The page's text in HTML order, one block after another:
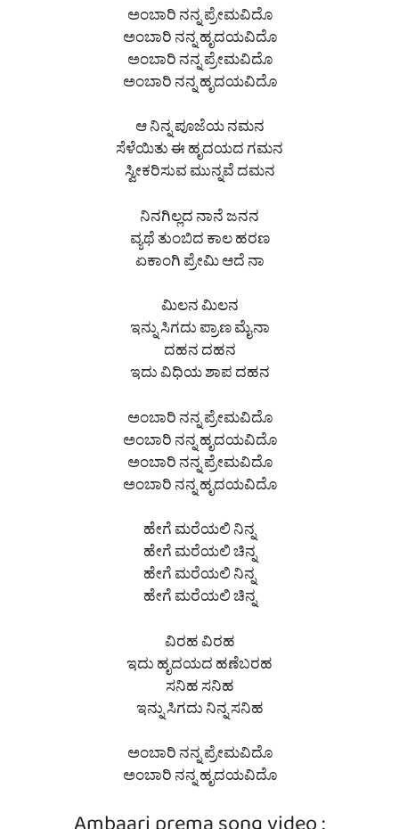
ಅಂಬಾರಿ ನನ್ನ ಪ್ರೇಮವಿದೊ
ಅಂಬಾರಿ ನನ್ನ ಹೃದಯವಿದೊ
ಅಂಬಾರಿ ನನ್ನ ಪ್ರೇಮವಿದೊ
ಅಂಬಾರಿ ನನ್ನ ಹೃದಯವಿದೊ
ಆ ನಿನ್ನ ಪೂಜೆಯ ನಮನ
ಸೆಳೆಯಿತು ಈ ಹೃದಯದ ಗಮನ
ಸ್ವೀಕರಿಸುವ ಮುನ್ನವೆ ದಮನ
ನಿನಗಿಲ್ಲದ ನಾನೆ ಜನನ
ವ್ಯಥೆ ತುಂಬಿದ ಕಾಲ ಹರಣ
ಏಕಾಂಗಿ ಪ್ರೇಮಿ ಆದೆ ನಾ
ಮಿಲನ ಮಿಲನ
ಇನ್ನು ಸಿಗದು ಪ್ರಾಣ ಮೈನಾ
ದಹನ ದಹನ
ಇದು ವಿಧಿಯ ಶಾಪ ದಹನ
ಅಂಬಾರಿ ನನ್ನ ಪ್ರೇಮವಿದೊ
ಅಂಬಾರಿ ನನ್ನ ಹೃದಯವಿದೊ
ಅಂಬಾರಿ ನನ್ನ ಪ್ರೇಮವಿದೊ
ಅಂಬಾರಿ ನನ್ನ ಹೃದಯವಿದೊ
ಹೇಗೆ ಮರೆಯಲಿ ನಿನ್ನ
ಹೇಗೆ ಮರೆಯಲಿ ಚಿನ್ನ
ಹೇಗೆ ಮರೆಯಲಿ ನಿನ್ನ
ಹೇಗೆ ಮರೆಯಲಿ ಚಿನ್ನ
ವಿರಹ ವಿರಹ
ಇದು ಹೃದಯದ ಹಣೆಬರಹ
ಸನಿಹ ಸನಿಹ
ಇನ್ನು ಸಿಗದು ನಿನ್ನ ಸನಿಹ
ಅಂಬಾರಿ ನನ್ನ ಪ್ರೇಮವಿದೊ
ಅಂಬಾರಿ ನನ್ನ ಹೃದಯವಿದೊ